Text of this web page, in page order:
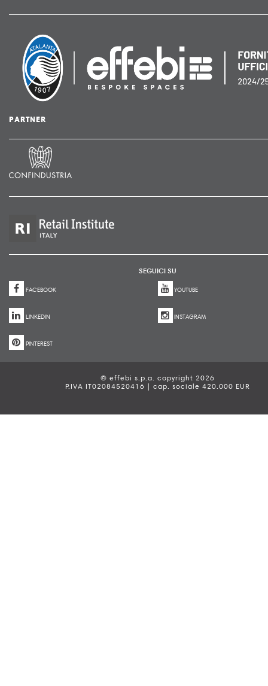
PARTNER
SEGUICI SU
FACEBOOK YOUTUBE
LINKEDIN INSTAGRAM
PINTEREST
© effebi s.p.a. copyright 2026
P.IVA IT02084520416 | cap. sociale 420.000 EUR